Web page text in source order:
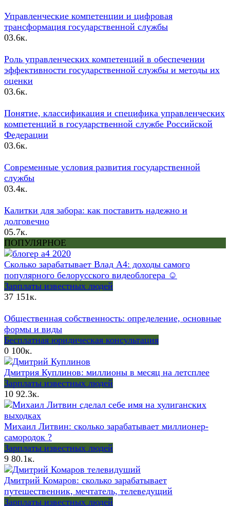
Управленческие компетенции и цифровая
трансформация государственной службы
03.6к.
Роль управленческих компетенций в обеспечении
эффективности государственной службы и методы их
оценки
03.6к.
Понятие, классификация и специфика управленческих
компетенций в государственной службе Российской
Федерации
03.6к.
Современные условия развития государственной
службы
03.4к.
Калитки для забора: как поставить надежно и
долговечно
05.7к.
ПОПУЛЯРНОЕ
Сколько зарабатывает Влад А4: доходы самого
популярного белорусского видеоблогера ☺
Зарплаты известных людей
37 151к.
Общественная собственность: определение, основные
формы и виды
Бесплатная юридическая консультация
0 100к.
Дмитрия Куплинов: миллионы в месяц на летсплее
Зарплаты известных людей
10 92.3к.
Михаил Литвин: сколько зарабатывает миллионер-
самородок ?
Зарплаты известных людей
9 80.1к.
Дмитрий Комаров: сколько зарабатывает
путешественник, мечтатель, телеведущий
Зарплаты известных людей